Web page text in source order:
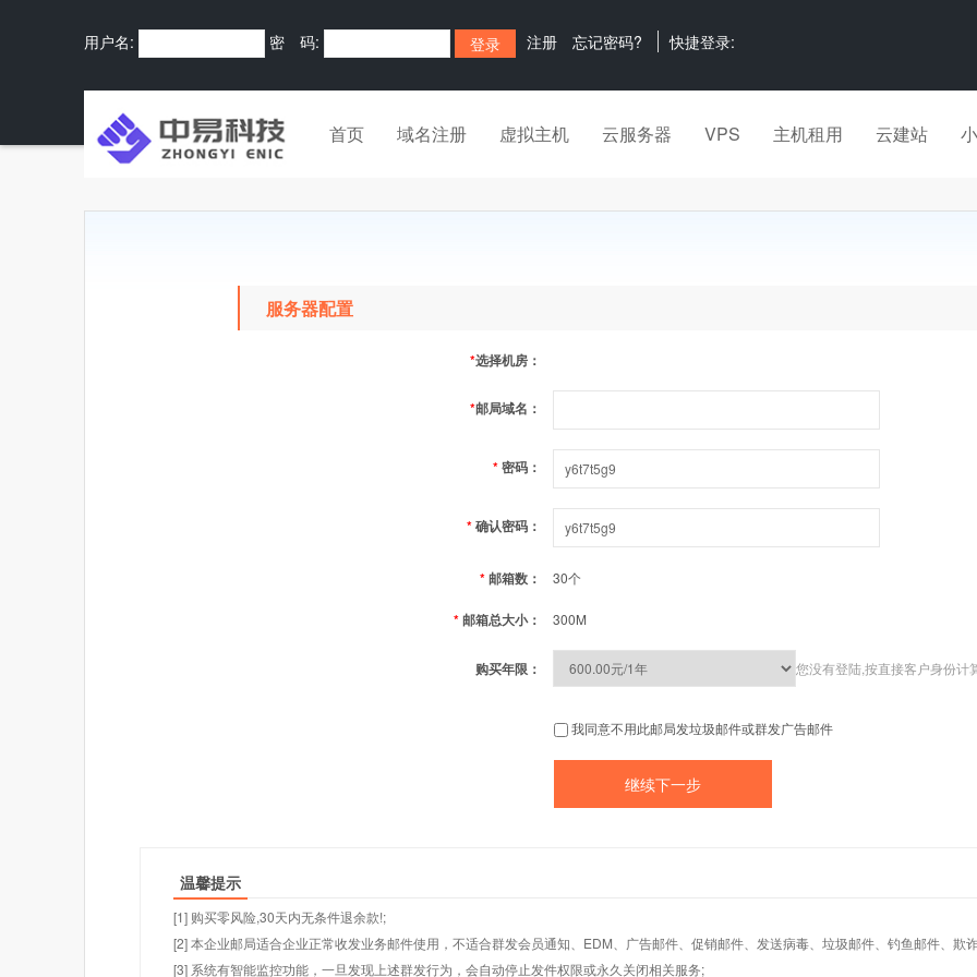
用户名: 密 码: 注册 忘记密码? 快捷登录:
首页 域名注册 虚拟主机 云服务器 VPS 主机租用 云建站
服务器配置
*选择机房：
*邮局域名：
*密码：
*确认密码：
*邮箱数： 30个
*邮箱总大小： 300M
购买年限： 您没有登陆,按直接客户身份计
我同意不用此邮局发垃圾邮件或群发广告邮件
温馨提示
[1] 购买零风险,30天内无条件退余款!;
[2] 本企业邮局适合企业正常收发业务邮件使用，不适合群发会员通知、EDM、广告邮件、促销邮件、发送病毒、垃圾邮件、钓鱼邮件、欺
[3] 系统有智能监控功能，一旦发现上述群发行为，会自动停止发件权限或永久关闭相关服务;